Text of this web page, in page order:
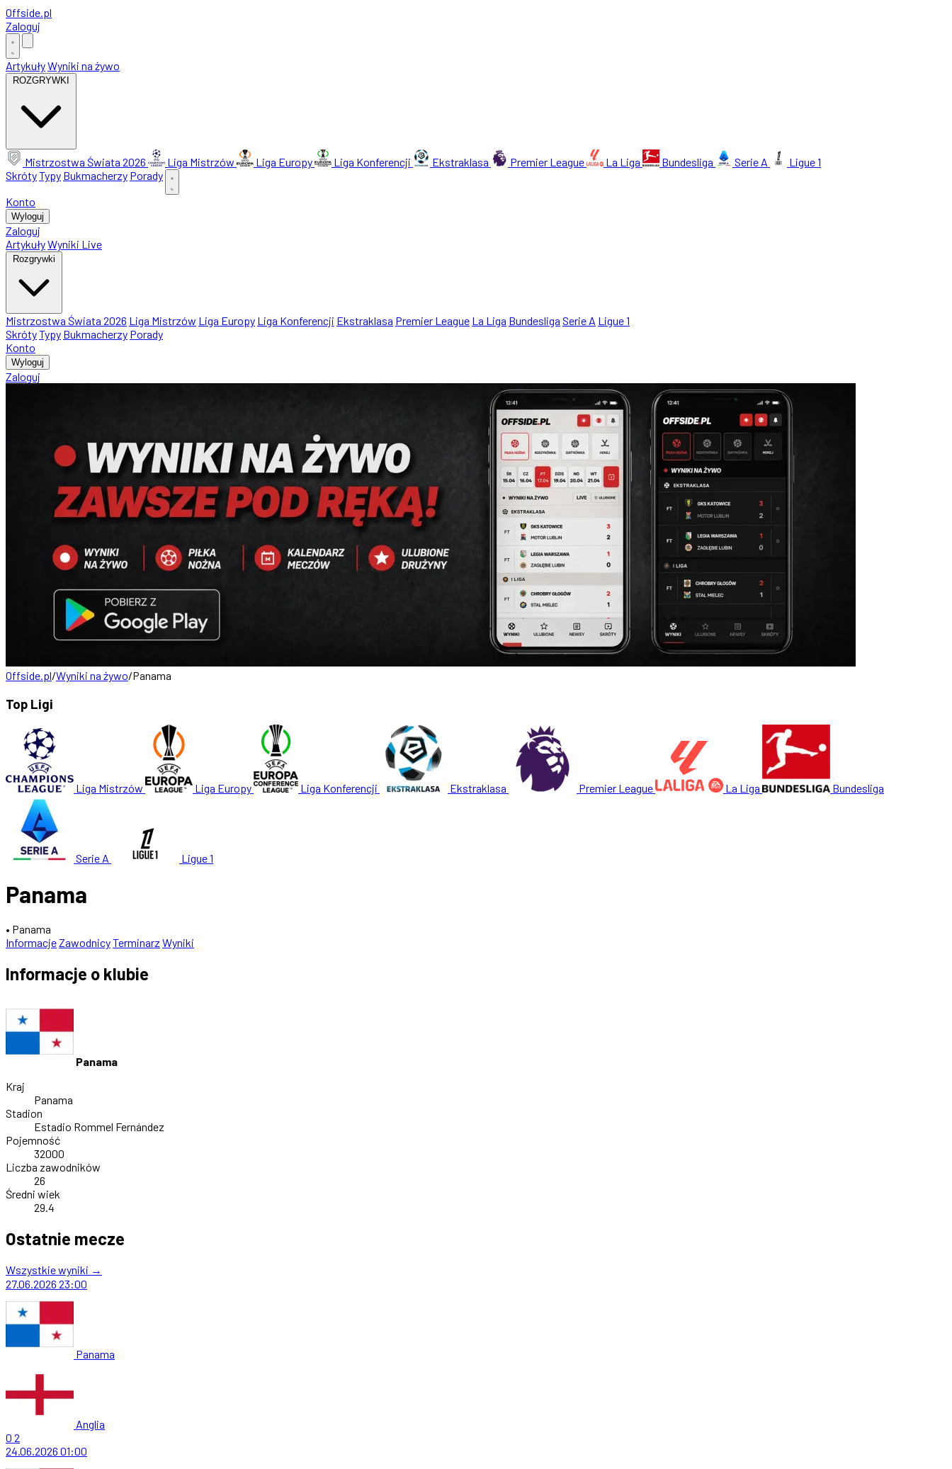
Offside.pl
Zaloguj
ArtykułyWyniki na żywo
ROZGRYWKI
Mistrzostwa Świata 2026 Liga Mistrzów Liga Europy Liga Konferencji Ekstraklasa Premier League La Liga Bundesliga Serie A
Ligue 1
SkrótyTypy Bukmacherzy Porady
Konto
Wyloguj
Zaloguj
ArtykułyWyniki Live
Rozgrywki
Mistrzostwa Świata 2026 Liga Mistrzów Liga Europy Liga Konferencji Ekstraklasa Premier League La Liga Bundesliga Serie A Ligue 1
SkrótyTypy Bukmacherzy Porady
Konto
Wyloguj
Zaloguj
Offside.pl/Wyniki na żywo/Panama
Top Ligi
Liga Mistrzów Liga Europy Liga Konferencji Ekstraklasa Premier League La Liga Bundesliga
Serie A Ligue 1
Panama
• Panama
InformacjeZawodnicyTerminarz Wyniki
Informacje o klubie
Panama
Kraj
Panama
Stadion
Estadio Rommel Fernández
Pojemność
32000
Liczba zawodników
26
Średni wiek
29.4
Ostatnie mecze
Wszystkie wyniki →
27.06.2026 23:00
Panama
Anglia
0 2
24.06.2026 01:00